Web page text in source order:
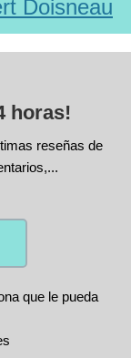
Doisneau
horas!
reseñas de
que le pueda